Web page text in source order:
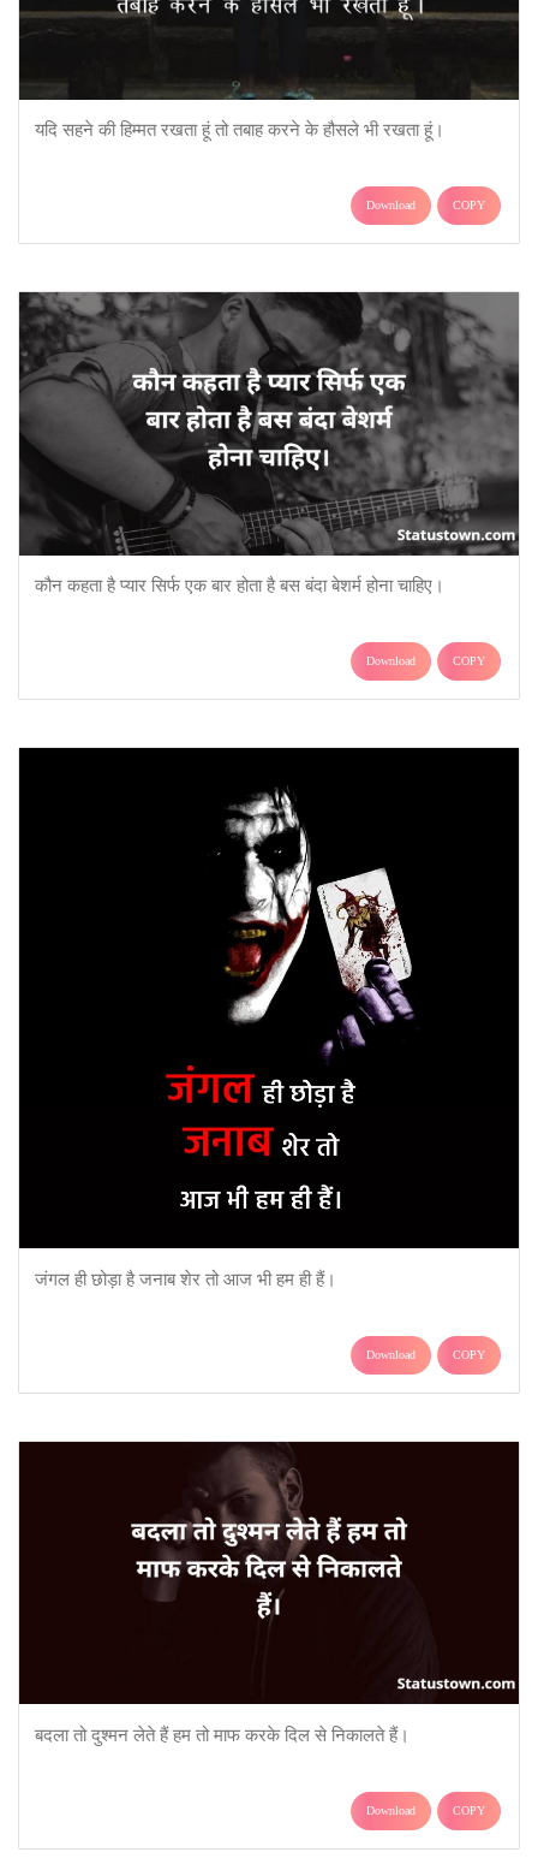
यदि सहने की हिम्मत रखता हूं तो तबाह करने के हौसले भी रखता हूं।
Download COPY
कौन कहता है प्यार सिर्फ एक बार होता है बस बंदा बेशर्म होना चाहिए।
Download COPY
जंगल ही छोड़ा है जनाब शेर तो आज भी हम ही हैं।
Download COPY
बदला तो दुश्मन लेते हैं हम तो माफ करके दिल से निकालते हैं।
Download COPY